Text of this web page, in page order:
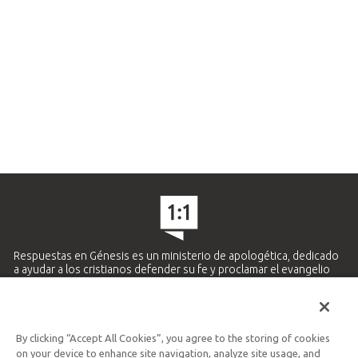
Respuestas en Génesis es un ministerio de apologética, dedicado
a ayudar a los cristianos defender su fe y proclamar el evangelio
Ministerio Hispano y Latinoamericano
By clicking “Accept All Cookies”, you agree to the storing of cookies
on your device to enhance site navigation, analyze site usage, and